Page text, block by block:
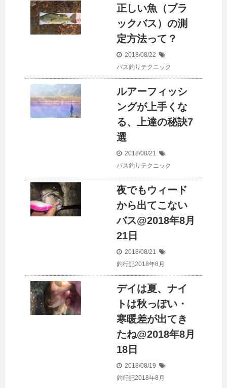
正しい魚（ブラ
ックバス）の測
定方法って？
2018/08/22
バス釣りテクニック
ルアーフィッシ
ングが上手くな
る、上達の秘訣7
選
2018/08/21
バス釣りテクニック
夜でもウィード
から出てこない
バス@2018年8月
21日
2018/08/21
釣行記2018年8月
デイは夏、ナイ
トは秋っぽい・
寒暖差が出てき
たね@2018年8月
18日
2018/08/19
釣行記2018年8月